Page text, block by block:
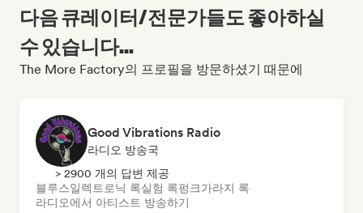
다음 큐레이터/전문가들도 좋아하실
수 있습니다...
The More Factory의 프로필을 방문하셨기 때문에
Good Vibrations Radio
라디오 방송국
> 2900 개의 답변 제공
블루스일렉트로닉 록실험 록펑크가라지 록
라디오에서 아티스트 방송하기